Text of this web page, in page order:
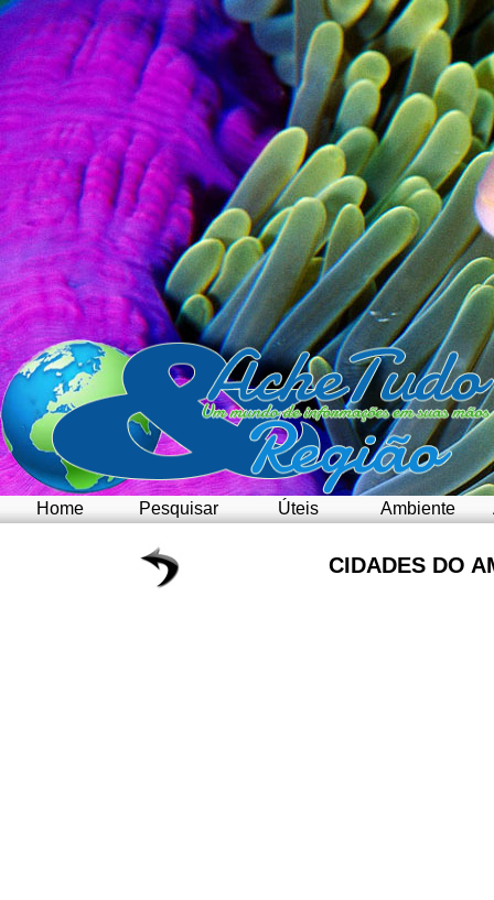
Home Pesquisar Úteis Ambiente
CIDADES DO